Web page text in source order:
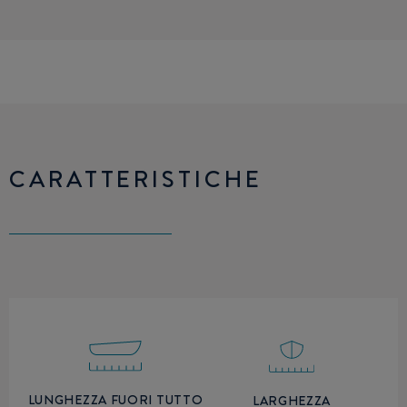
CARATTERISTICHE
LUNGHEZZA FUORI TUTTO LARGHEZZA